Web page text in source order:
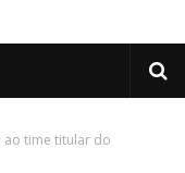
ao time titular do